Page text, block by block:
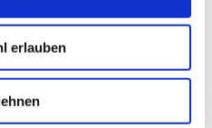
erlauben
dem Kampf um das Überleben
die Menschen und wie alt wurden